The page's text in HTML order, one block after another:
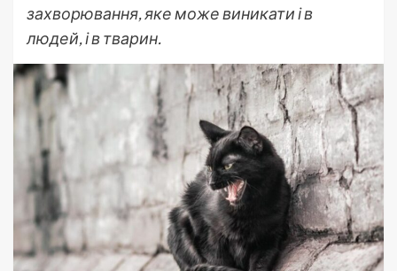
захворювання, яке може виникати і в
людей, і в тварин.